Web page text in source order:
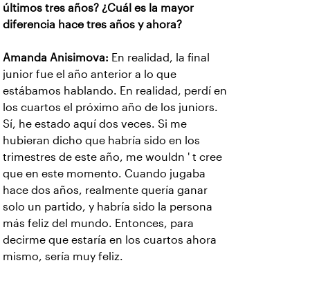
últimos tres años? ¿Cuál es la mayor
diferencia hace tres años y ahora?
Amanda Anisimova: En realidad, la final
junior fue el año anterior a lo que
estábamos hablando. En realidad, perdí en
los cuartos el próximo año de los juniors.
Sí, he estado aquí dos veces. Si me
hubieran dicho que habría sido en los
trimestres de este año, me wouldn ' t cree
que en este momento. Cuando jugaba
hace dos años, realmente quería ganar
solo un partido, y habría sido la persona
más feliz del mundo. Entonces, para
decirme que estaría en los cuartos ahora
mismo, sería muy feliz.